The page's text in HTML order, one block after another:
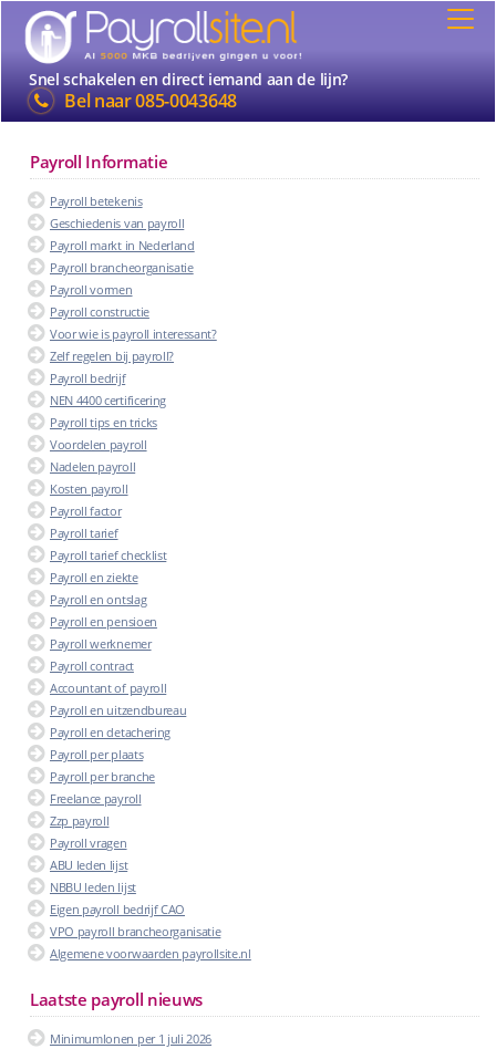
Snel schakelen en direct iemand aan de lijn?
Bel naar085-0043648
Payroll Informatie
Payroll betekenis
Geschiedenis van payroll
Payroll markt in Nederland
Payroll brancheorganisatie
Payroll vormen
Payroll constructie
Voor wie is payroll interessant?
Zelf regelen bij payroll?
Payroll bedrijf
NEN 4400 certificering
Payroll tips en tricks
Voordelen payroll
Nadelen payroll
Kosten payroll
Payroll factor
Payroll tarief
Payroll tarief checklist
Payroll en ziekte
Payroll en ontslag
Payroll en pensioen
Payroll werknemer
Payroll contract
Accountant of payroll
Payroll en uitzendbureau
Payroll en detachering
Payroll per plaats
Payroll per branche
Freelance payroll
Zzp payroll
Payroll vragen
ABU leden lijst
NBBU leden lijst
Eigen payroll bedrijf CAO
VPO payroll brancheorganisatie
Algemene voorwaarden payrollsite.nl
Laatste payroll nieuws
Minimumlonen per 1 juli 2026